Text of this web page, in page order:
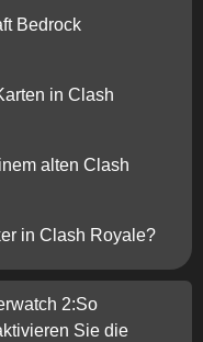
Bedrock
in Clash
alten Clash
in Clash Royale?
2:So
Sie die